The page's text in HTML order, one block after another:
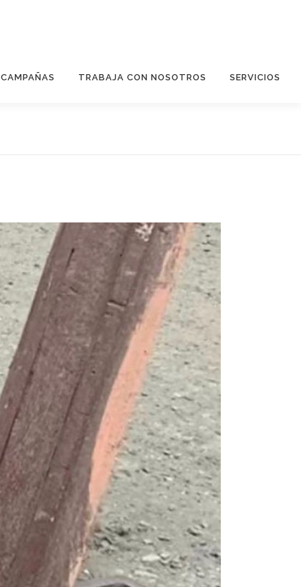
CAMPAÑAS TRABAJA CON NOSOTROS SERVICIOS